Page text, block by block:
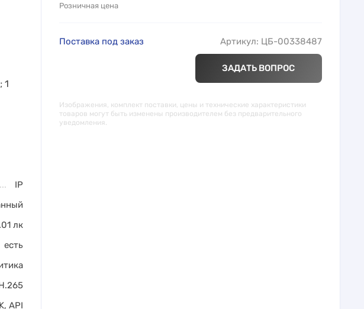
Розничная цена
Поставка под заказ Артикул: ЦБ-00338487
ЗАДАТЬ ВОПРОС
Изображения, комплект поставки, цены и технические характеристики
товаров могут быть изменены производителем без предварительного
уведомления.
1
IP
лк
есть
API